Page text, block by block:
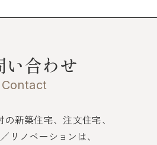
い合わせ
Contact
新築住宅、注文住宅、
リノベーションは、